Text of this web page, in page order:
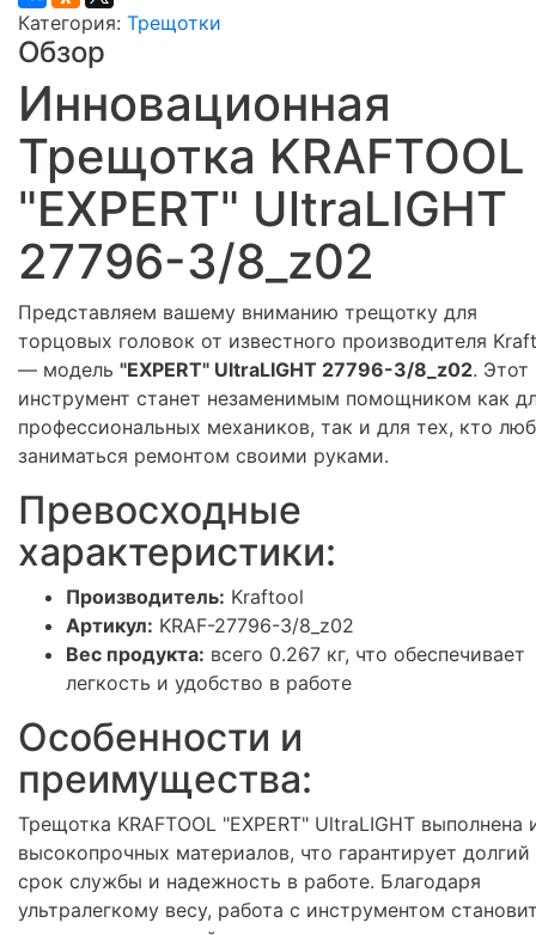
Категория: Трещотки
Обзор
Инновационная
Трещотка KRAFTOOL
"EXPERT" UltraLIGHT
27796-3/8_z02
Представляем вашему вниманию трещотку для
торцовых головок от известного производителя
— модель "EXPERT" UltraLIGHT 27796-3/8_z02. Этот
инструмент станет незаменимым помощником как
профессиональных механиков, так и для тех, кто
заниматься ремонтом своими руками.
Превосходные
характеристики:
Производитель: Kraftool
Артикул: KRAF-27796-3/8_z02
Вес продукта: всего 0.267 кг, что обеспечивает
легкость и удобство в работе
Особенности и
преимущества:
Трещотка KRAFTOOL "EXPERT" UltraLIGHT выполнена
высокопрочных материалов, что гарантирует долгий
срок службы и надежность в работе. Благодаря
ультралегкому весу, работа с инструментом